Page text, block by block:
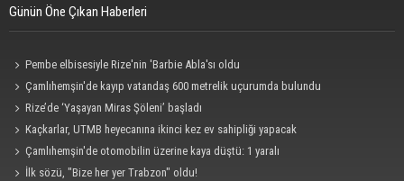
Günün Öne Çıkan Haberleri
Pembe elbisesiyle Rize'nin 'Barbie Abla'sı oldu
Çamlıhemşin'de kayıp vatandaş 600 metrelik uçurumda bulundu
Rize’de ‘Yaşayan Miras Şöleni’ başladı
Kaçkarlar, UTMB heyecanına ikinci kez ev sahipliği yapacak
Çamlıhemşin'de otomobilin üzerine kaya düştü: 1 yaralı
İlk sözü, "Bize her yer Trabzon" oldu!